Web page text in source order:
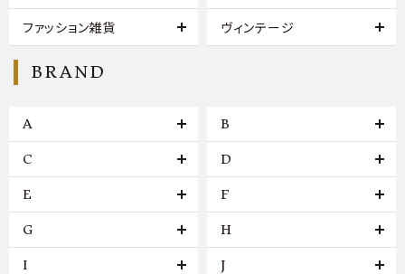
ファッション雑貨 ヴィンテージ
BRAND
A B
C D
E F
G H
I J